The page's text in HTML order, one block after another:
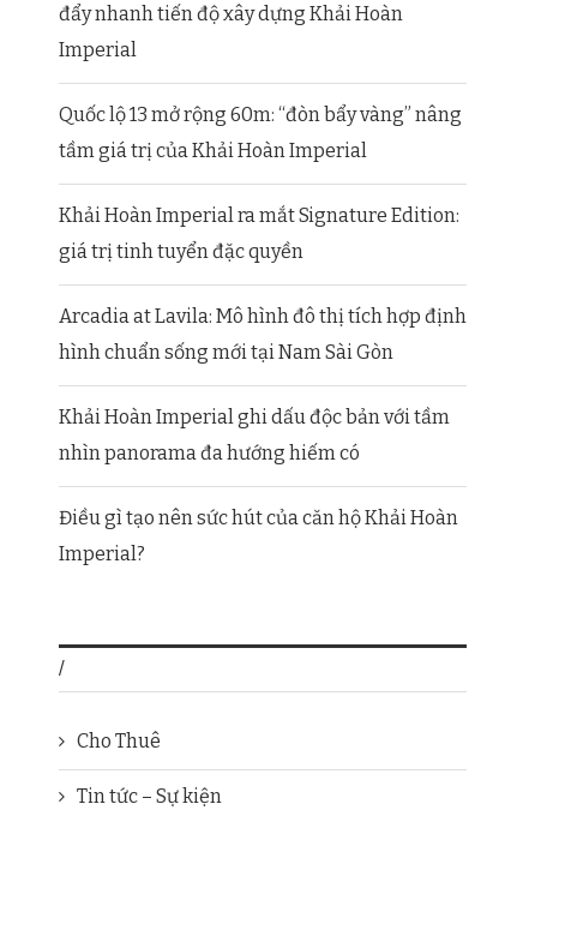
đẩy nhanh tiến độ xây dựng Khải Hoàn
Imperial
Quốc lộ 13 mở rộng 60m: “đòn bẩy vàng” nâng
tầm giá trị của Khải Hoàn Imperial
Khải Hoàn Imperial ra mắt Signature Edition:
giá trị tinh tuyển đặc quyền
Arcadia at Lavila: Mô hình đô thị tích hợp định
hình chuẩn sống mới tại Nam Sài Gòn
Khải Hoàn Imperial ghi dấu độc bản với tầm
nhìn panorama đa hướng hiếm có
Điều gì tạo nên sức hút của căn hộ Khải Hoàn
Imperial?
/
Cho Thuê
Tin tức – Sự kiện